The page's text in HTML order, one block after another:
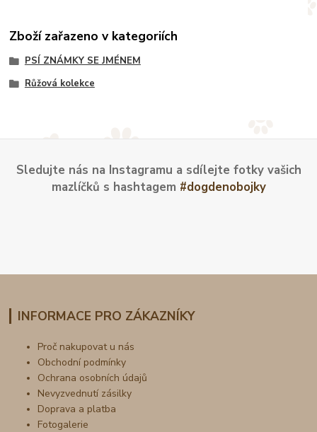
Zboží zařazeno v kategoriích
PSÍ ZNÁMKY SE JMÉNEM
Růžová kolekce
Sledujte nás na Instagramu a sdílejte fotky vašich
mazlíčků s hashtagem #dogdenobojky
INFORMACE PRO ZÁKAZNÍKY
Proč nakupovat u nás
Obchodní podmínky
Ochrana osobních údajů
Nevyzvednutí zásilky
Doprava a platba
Fotogalerie